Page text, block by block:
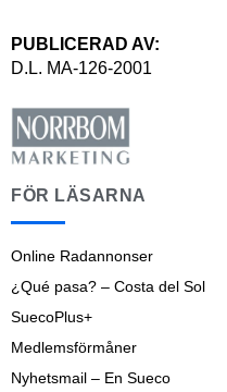
PUBLICERAD AV:
D.L. MA-126-2001
FÖR LÄSARNA
Online Radannonser
¿Qué pasa? – Costa del Sol
SuecoPlus+
Medlemsförmåner
Nyhetsmail – En Sueco